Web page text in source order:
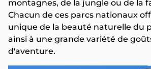
montagnes, de la jungle ou de la
Chacun de ces parcs nationaux
unique de la beauté naturelle du
ainsi à une grande variété de
d'aventure.